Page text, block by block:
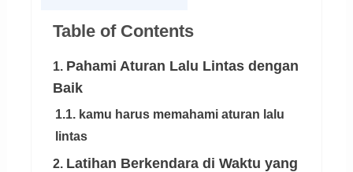
Table of Contents
1. Pahami Aturan Lalu Lintas dengan
Baik
1.1. kamu harus memahami aturan lalu
lintas
2. Latihan Berkendara di Waktu yang